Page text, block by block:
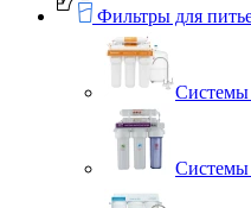
Фильтры для
Системы
Системы